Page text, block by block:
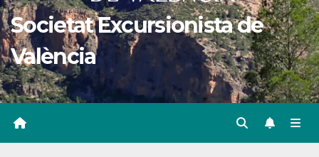
Societat Excursionista de
València